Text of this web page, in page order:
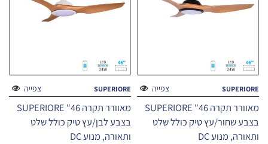
צפייה SUPERIORE
מאוורר תקרה 46" SUPERIORE
בצבע שחור/עץ טיק כולל שלט
ותאורה, מנוע DC
צפייה SUPERIORE
מאוורר תקרה 46" SUPERIORE
בצבע לבן/עץ טיק כולל שלט
ותאורה, מנוע DC